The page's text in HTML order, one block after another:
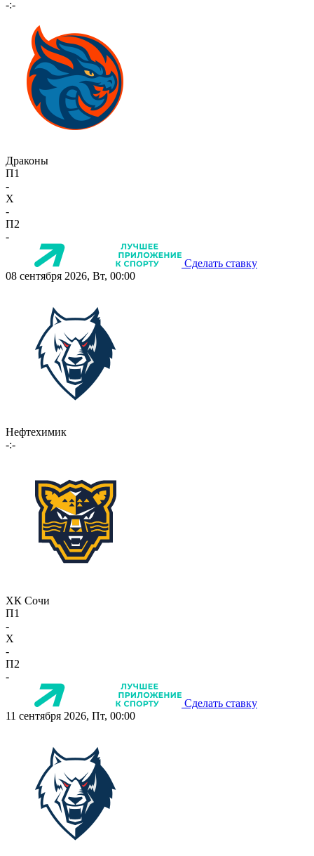
-:-
Драконы
П1
-
X
-
П2
-
Сделать ставку
08 сентября 2026, Вт, 00:00
Нефтехимик
-:-
ХК Сочи
П1
-
X
-
П2
-
Сделать ставку
11 сентября 2026, Пт, 00:00